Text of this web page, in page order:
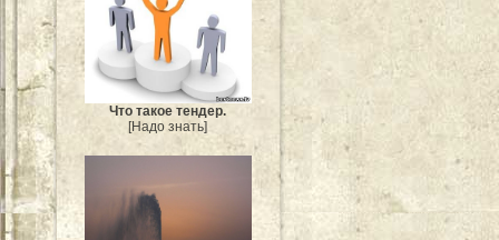
Что такое тендер.
[Надо знать]